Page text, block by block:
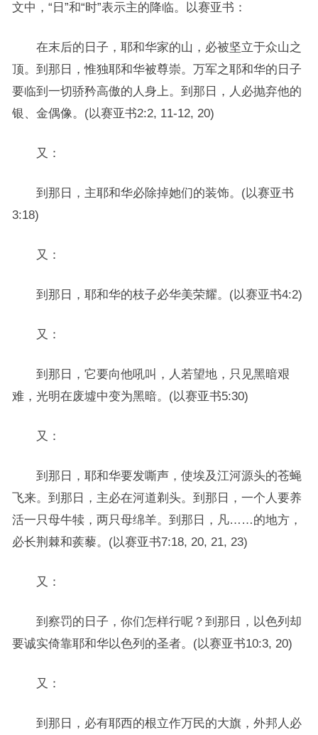
文中，“日”和“时”表示主的降临。以赛亚书：
在末后的日子，耶和华家的山，必被坚立于众山之
顶。到那日，惟独耶和华被尊崇。万军之耶和华的日子
要临到一切骄矜高傲的人身上。到那日，人必抛弃他的
银、金偶像。(以赛亚书2:2, 11-12, 20)
又：
到那日，主耶和华必除掉她们的装饰。(以赛亚书
3:18)
又：
到那日，耶和华的枝子必华美荣耀。(以赛亚书4:2)
又：
到那日，它要向他吼叫，人若望地，只见黑暗艰
难，光明在废墟中变为黑暗。(以赛亚书5:30)
又：
到那日，耶和华要发嘶声，使埃及江河源头的苍蝇
飞来。到那日，主必在河道剃头。到那日，一个人要养
活一只母牛犊，两只母绵羊。到那日，凡……的地方，
必长荆棘和蒺藜。(以赛亚书7:18, 20, 21, 23)
又：
到察罚的日子，你们怎样行呢？到那日，以色列却
要诚实倚靠耶和华以色列的圣者。(以赛亚书10:3, 20)
又：
到那日，必有耶西的根立作万民的大旗，外邦人必